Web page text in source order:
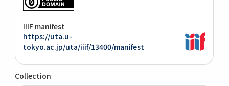
IIIF manifest
https://uta.u-
tokyo.ac.jp/uta/iiif/13400/manifest
Collection